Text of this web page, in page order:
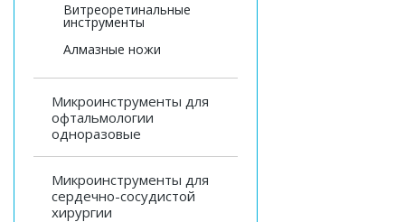
Витреоретинальные
инструменты
Алмазные ножи
Микроинструменты для
офтальмологии
одноразовые
Микроинструменты для
сердечно-сосудистой
хирургии